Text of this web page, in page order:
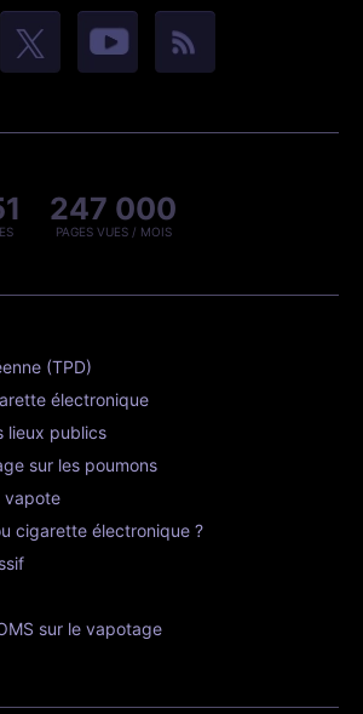
247 000
PAGES VUES / MOIS
(TPD)
électronique
lieux publics
sur les poumons
vapote
cigarette électronique ?
sur le vapotage